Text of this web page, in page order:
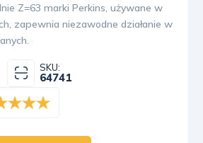
Z=63 marki Perkins, używane w
zapewnia niezawodne działanie w
SKU:
64741